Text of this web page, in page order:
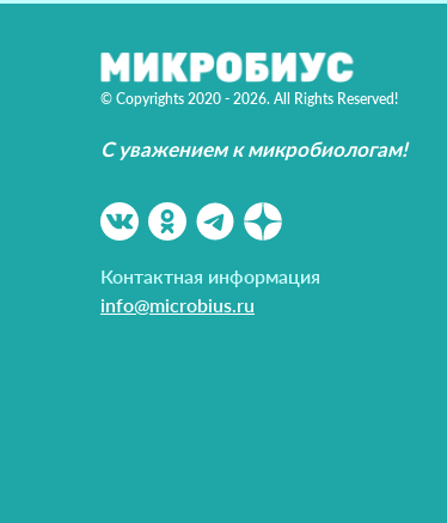
© Copyrights 2020 - 2026. All Rights Reserved!
С уважением к микробиологам!
Контактная информация
info@microbius.ru